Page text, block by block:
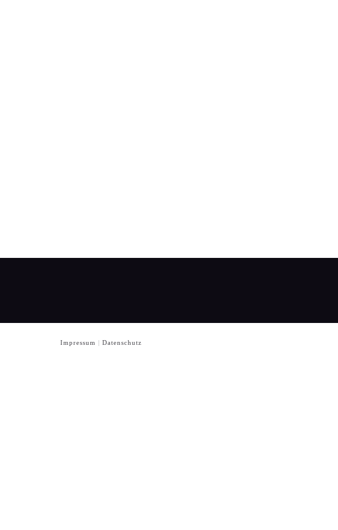
Impressum | Datenschutz